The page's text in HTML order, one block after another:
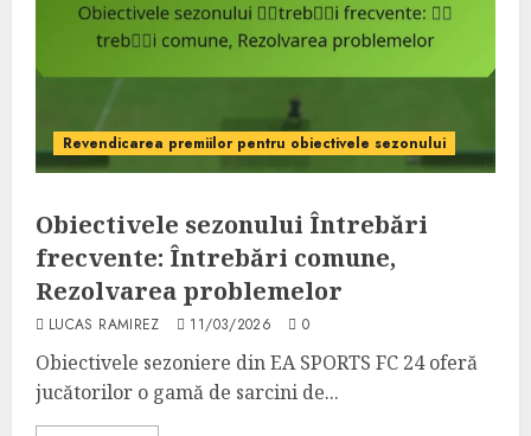
Revendicarea premiilor pentru obiectivele sezonului
Obiectivele sezonului Întrebări
frecvente: Întrebări comune,
Rezolvarea problemelor
LUCAS RAMIREZ 11/03/2026 0
Obiectivele sezoniere din EA SPORTS FC 24 oferă
jucătorilor o gamă de sarcini de...